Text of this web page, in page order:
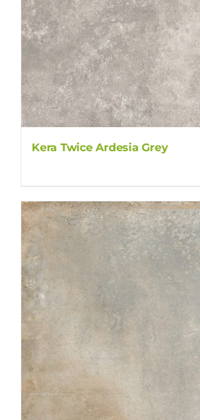
Kera Twice Ardesia Grey